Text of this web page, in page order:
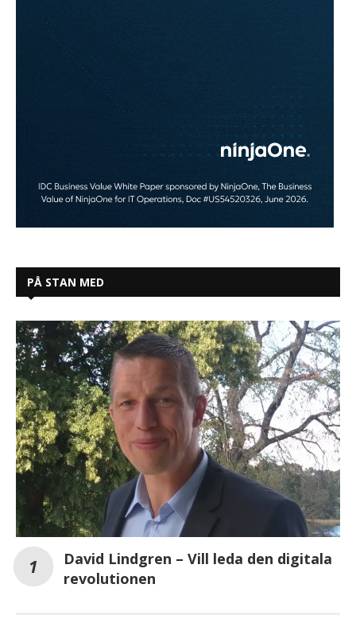
PÅ STAN MED
David Lindgren – Vill leda den digitala
revolutionen